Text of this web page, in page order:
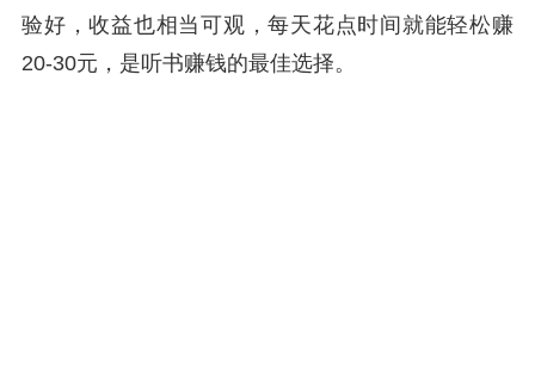
验好，收益也相当可观，每天花点时间就能轻松赚
20-30元，是听书赚钱的最佳选择。